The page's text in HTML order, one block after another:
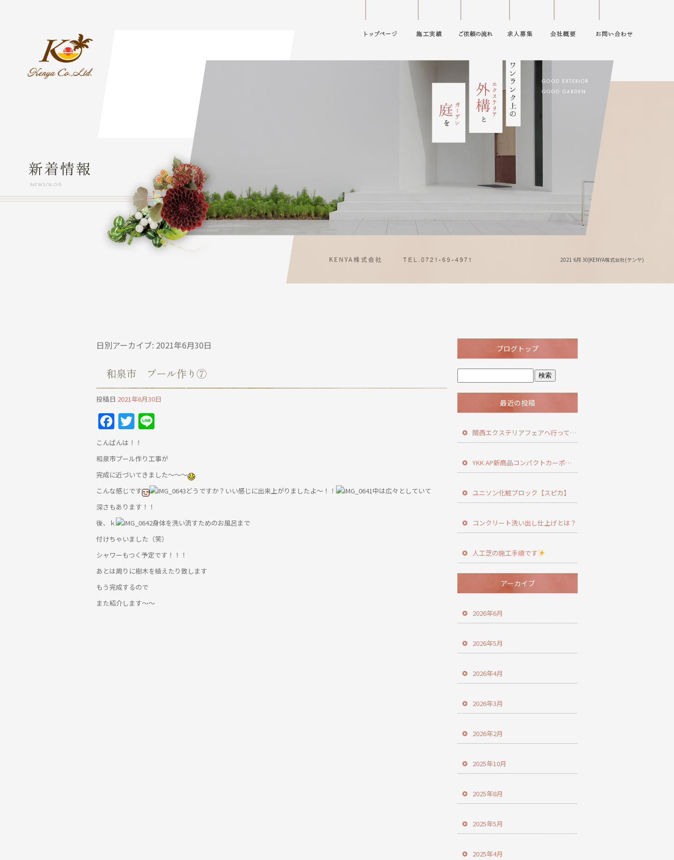
2021 6月 30|KENYA株式会社(ケンヤ)
日別アーカイブ: 2021年6月30日
和泉市 プール作り⑦
投稿日 2021年6月30日
Facebook
Twitter
こんばんは！！
和泉市プール作り工事が
完成に近づいてきました～～～
こんな感じです
どうですか？いい感じに出来上がりましたよ～！！
中は広々としていて
深さもあります！！
後、ｋ
身体を洗い流すためのお風呂まで
付けちゃいました（笑）
シャワーもつく予定です！！！
あとは周りに樹木を植えたり致します
もう完成するので
また紹介します～～
ブログトップ
最近の投稿
関西エクステリアフェアへ行ってきました
YKK AP新商品コンパクトカーポート登場！
ユニソン化粧ブロック【スピカ】
コンクリート洗い出し仕上げとは？
人工芝の施工手順です
アーカイブ
2026年6月
2026年5月
2026年4月
2026年3月
2026年2月
2025年10月
2025年8月
2025年5月
2025年4月